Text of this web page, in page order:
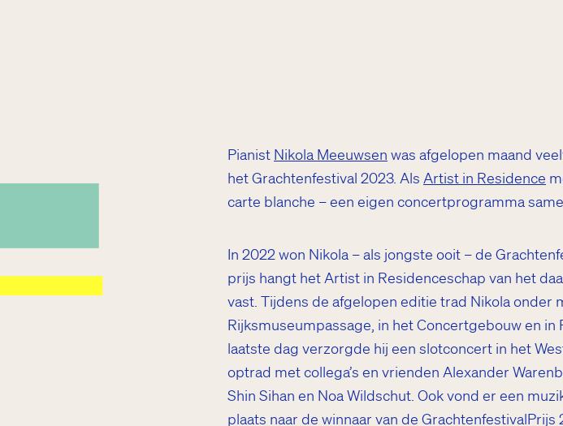
Pianist Nikola Meeuwsen was afgelopen maand
het Grachtenfestival 2023. Als Artist in Residence
carte blanche – een eigen concertprogramma
In 2022 won Nikola – als jongste ooit – de
prijs hangt het Artist in Residenceschap van het
vast. Tijdens de afgelopen editie trad Nikola onder
Rijksmuseumpassage, in het Concertgebouw en in
laatste dag verzorgde hij een slotconcert in het
optrad met collega’s en vrienden Alexander
Shin Sihan en Noa Wildschut. Ook vond er een
plaats naar de winnaar van de